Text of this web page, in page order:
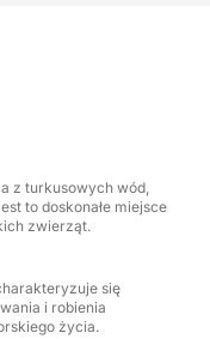
rejsu
Sardynii,
obszar
dziewiczych
na Morzu
z turkusowych wód,
to doskonałe miejsce
zwierząt.
się
i robienia
życia.